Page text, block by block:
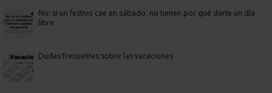
No: si un festivo cae en sábado, no tienen por qué darte un día
libre
Dudas frecuentes sobre las vacaciones